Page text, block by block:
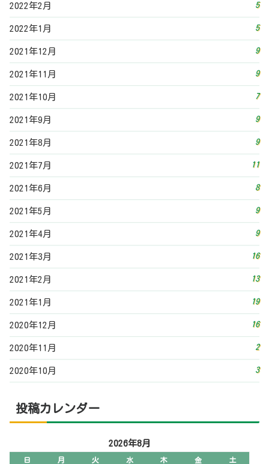
2022年2月 5
2022年1月 5
2021年12月 9
2021年11月 9
2021年10月 7
2021年9月 9
2021年8月 9
2021年7月 11
2021年6月 8
2021年5月 9
2021年4月 9
2021年3月 16
2021年2月 13
2021年1月 19
2020年12月 16
2020年11月 2
2020年10月 3
投稿カレンダー
2026年8月
日 月 火 水 木 金
土